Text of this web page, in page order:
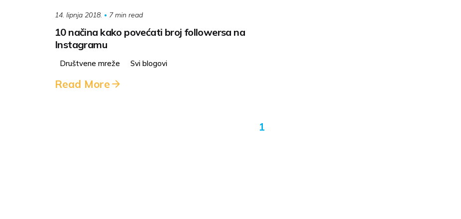
14. lipnja 2018. 7 min read
10 načina kako povećati broj followersa na
Instagramu
Društvene mreže Svi blogovi
Read More
1